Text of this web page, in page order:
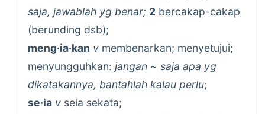
saja, jawablah yg benar; 2 bercakap-cakap
(berunding dsb);
meng·ia·kan v membenarkan; menyetujui;
menyungguhkan: jangan ~ saja apa yg
dikatakannya, bantahlah kalau perlu;
se·ia v seia sekata;